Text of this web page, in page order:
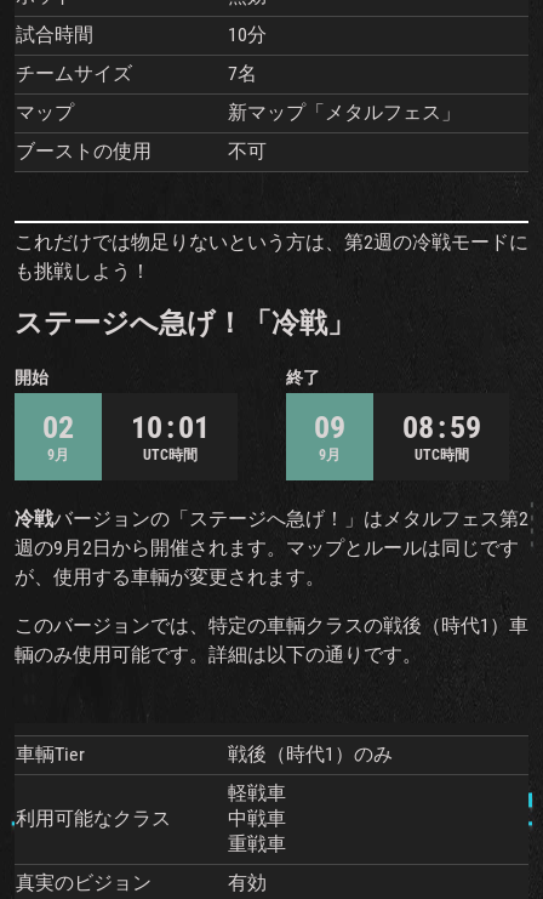
試合時間
10分
チームサイズ
7名
マップ
新マップ「メタルフェス」
ブーストの使用
不可
これだけでは物足りないという方は、第2週の冷戦モードに
も挑戦しよう！
ステージへ急げ！「冷戦」
開始
02
9月
10 : 01
UTC時間
終了
09
9月
08 : 59
UTC時間
冷戦バージョンの「ステージへ急げ！」はメタルフェス第2
週の9月2日から開催されます。マップとルールは同じです
が、使用する車輌が変更されます。
このバージョンでは、特定の車輌クラスの戦後（時代1）車
輌のみ使用可能です。詳細は以下の通りです。
車輌Tier 戦後（時代1）のみ
利用可能なクラス
軽戦車
中戦車
重戦車
真実のビジョン
有効